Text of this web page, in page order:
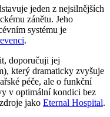
jeden z nejsilnějších
zánětu. Jeho
systému je
.
doporučuji jej
který dramaticky zvyšuje
péče, ale o funkční
v optimální kondici bez
jako Eternal Hospital.